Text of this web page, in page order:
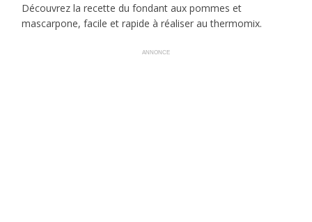
Découvrez la recette du fondant aux pommes et
mascarpone, facile et rapide à réaliser au thermomix.
ANNONCE